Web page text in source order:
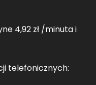
4,92 zł /minuta i
telefonicznych: